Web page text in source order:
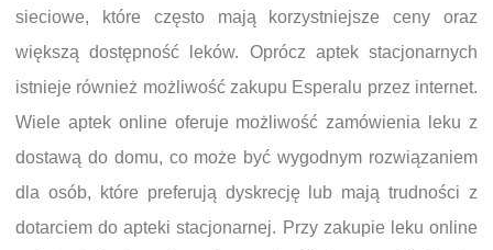
sieciowe, które często mają korzystniejsze ceny oraz
większą dostępność leków. Oprócz aptek stacjonarnych
istnieje również możliwość zakupu Esperalu przez internet.
Wiele aptek online oferuje możliwość zamówienia leku z
dostawą do domu, co może być wygodnym rozwiązaniem
dla osób, które preferują dyskrecję lub mają trudności z
dotarciem do apteki stacjonarnej. Przy zakupie leku online